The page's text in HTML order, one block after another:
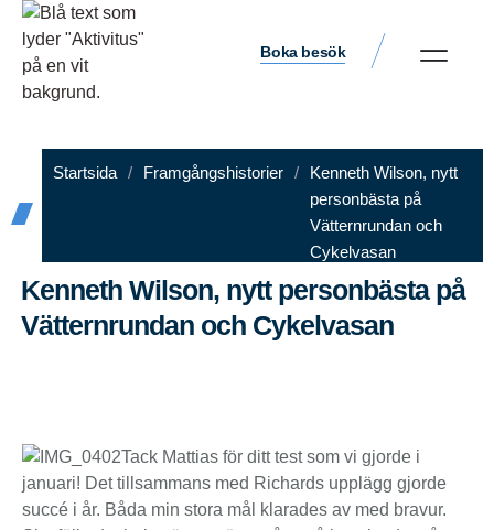
Boka besök
Startsida / Framgångshistorier /
Kenneth Wilson, nytt
personbästa på
Vätternrundan och
Cykelvasan
Kenneth Wilson, nytt personbästa på
Vätternrundan och Cykelvasan
Tack Mattias för ditt test som vi gjorde i
januari! Det tillsammans med Richards upplägg gjorde
succé i år. Båda min stora mål klarades av med bravur.